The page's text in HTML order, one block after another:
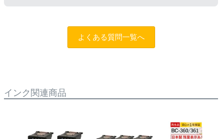
トップボタンを5秒以上押していただくとご使用いただ
純正品と同様にインク残量表示が必要なお客様は商品名
[残量表示あり]と記載された商品
をお買い求めくださ
お問い合わせフォーム
よくある質問一覧へ
インク関連商品